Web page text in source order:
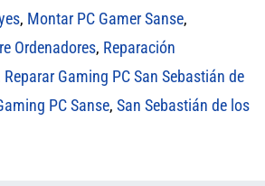
, Montar PC Gamer Sanse,
Ordenadores, Reparación
Reparar Gaming PC San Sebastián de
PC Sanse, San Sebastián de los